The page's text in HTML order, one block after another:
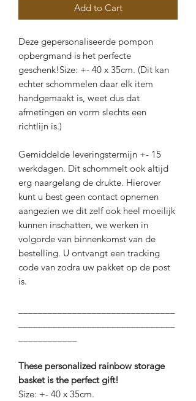
Add to Cart
Deze gepersonaliseerde pompon
opbergmand is het perfecte
geschenk!Size: +- 40 x 35cm. (Dit kan
echter schommelen daar elk item
handgemaakt is, weet dus dat
afmetingen en vorm slechts een
richtlijn is.)
Gemiddelde leveringstermijn +- 15
werkdagen. Dit schommelt ook altijd
erg naargelang de drukte. Hierover
kunt u best geen contact opnemen
aangezien we dit zelf ook heel moeilijk
kunnen inschatten, we werken in
volgorde van binnenkomst van de
bestelling. U ontvangt een tracking
code van zodra uw pakket op de post
is.
These personalized rainbow storage
basket is the perfect gift!
Size: +- 40 x 35cm.